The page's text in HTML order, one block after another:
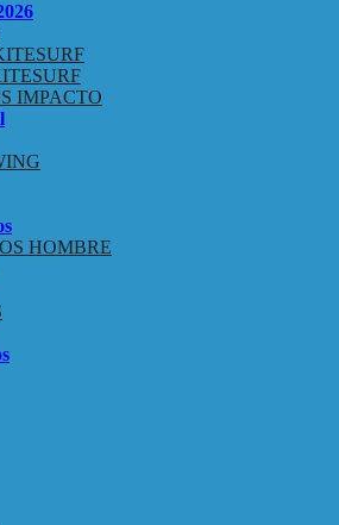
IMPACTO
HOMBRE